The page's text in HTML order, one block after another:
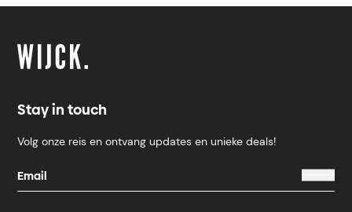
Stay in touch
Volg onze reis en ontvang updates en unieke deals!